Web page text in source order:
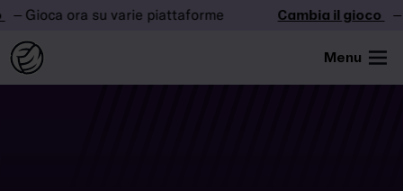
Gioca ora su varie piattaforme Cambia il gioco –
Menu